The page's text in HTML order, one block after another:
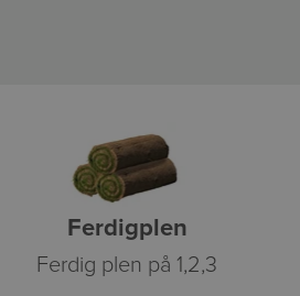
Ferdigplen
Ferdig plen på 1,2,3